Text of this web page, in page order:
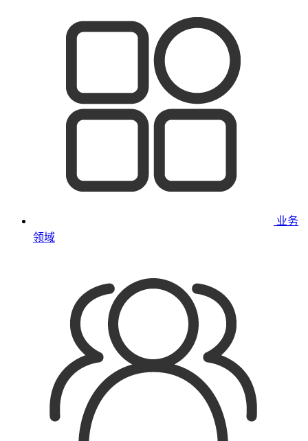
业务
领域